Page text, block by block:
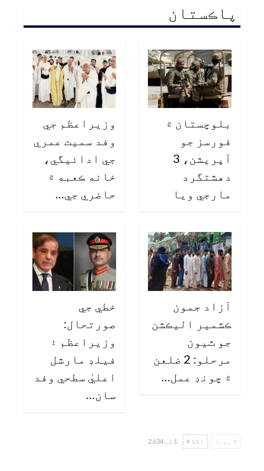
پاڪستان
بلوچستان ۾
فورسز جو
آپريشن، 3
دهشتگرد
مارجي ويا
وزيراعظم جي
وفد سميت عمري
جي ادائيگي،
خانه ڪعبه ۾
حاضري جي…
آزاد جمون
ڪشمير اليڪشن
جو ٽيون
مرحلو: 2 ضلعن
۾ چونڊ عمل…
خطي جي
صورتحال:
وزيراعظم ۽
فيلڊ مارشل
اعليٰ سطحي وفد
سان…
پچھلا اگلا 1 کے 2,634